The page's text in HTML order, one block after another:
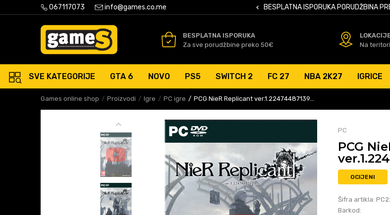
067117073 info@games.co.me
ISPORUKA PORUDŽBINA PREKO 50 EURSIGURNO PLAĆANJE PLATNIM KARTICAMA BESPLATNA ISPORUKA PORUDŽBINA
BESPLATNA ISPORUKA
Za sve porudžbine preko 50€
Na
SVE KATEGORIJE GTA 6 NOVO PS5 SWITCH 2 FC 27 NBA 2K27 IGRICE
Games online shop Proizvodi Igre PC igre PCG NieR Replicant ver.1.22474487139…
PC
PCG
OCIJENI
Šifra artikla:
Barkod: